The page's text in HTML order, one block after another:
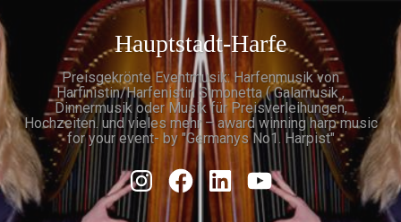
Inhalt
springen
Suchen Hauptstadt-Harfe
Preisgekrönte Eventmusik: Harfenmusik von
Harfinistin/Harfenistin Simonetta ( Galamusik ,
Dinnermusik oder Musik für Preisverleihungen,
Hochzeiten. und vieles mehr – award winning harp music
for your event- by "Germanys No1. Harpist"
Instagram
Facebook
Linkedin
Youtube